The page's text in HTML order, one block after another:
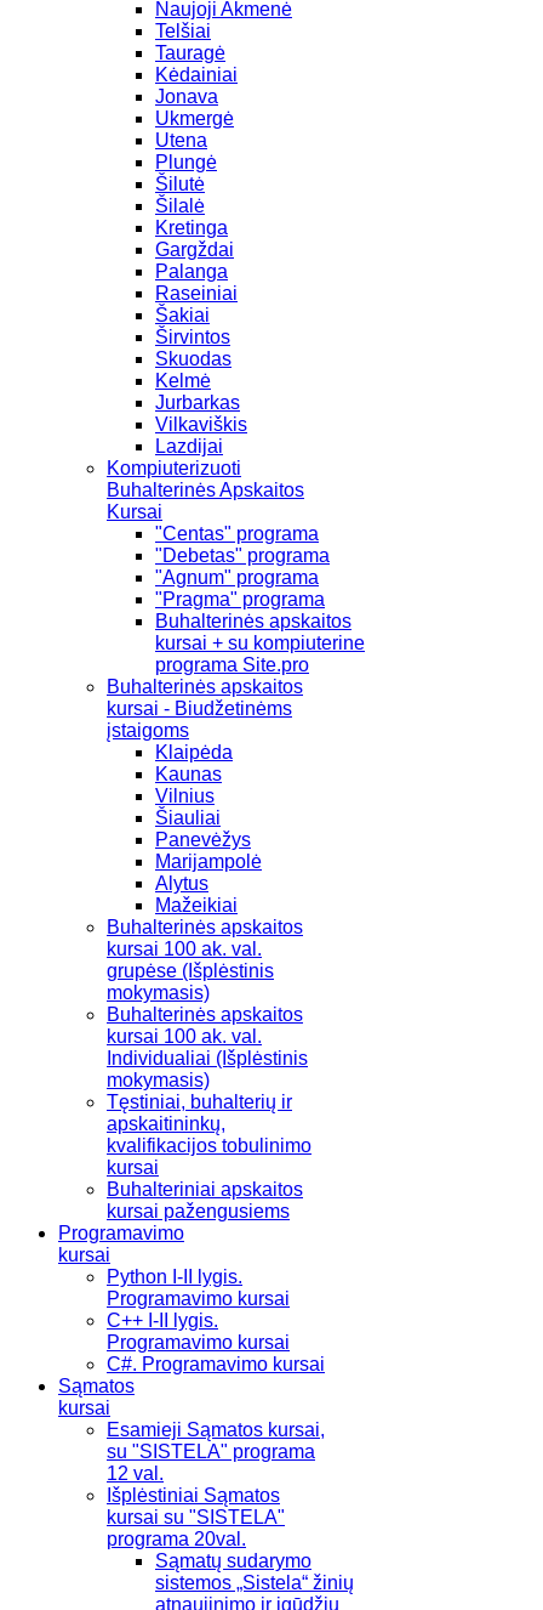
Naujoji Akmenė
Telšiai
Tauragė
Kėdainiai
Jonava
Ukmergė
Utena
Plungė
Šilutė
Šilalė
Kretinga
Gargždai
Palanga
Raseiniai
Šakiai
Širvintos
Skuodas
Kelmė
Jurbarkas
Vilkaviškis
Lazdijai
Kompiuterizuoti
Buhalterinės Apskaitos
Kursai
"Centas" programa
"Debetas" programa
"Agnum" programa
"Pragma" programa
Buhalterinės apskaitos
kursai + su kompiuterine
programa Site.pro
Buhalterinės apskaitos
kursai - Biudžetinėms
įstaigoms
Klaipėda
Kaunas
Vilnius
Šiauliai
Panevėžys
Marijampolė
Alytus
Mažeikiai
Buhalterinės apskaitos
kursai 100 ak. val.
grupėse (Išplėstinis
mokymasis)
Buhalterinės apskaitos
kursai 100 ak. val.
Individualiai (Išplėstinis
mokymasis)
Tęstiniai, buhalterių ir
apskaitininkų,
kvalifikacijos tobulinimo
kursai
Buhalteriniai apskaitos
kursai pažengusiems
Programavimo
kursai
Python I-II lygis.
Programavimo kursai
C++ I-II lygis.
Programavimo kursai
C#. Programavimo kursai
Sąmatos
kursai
Esamieji Sąmatos kursai,
su "SISTELA" programa
12 val.
Išplėstiniai Sąmatos
kursai su "SISTELA"
programa 20val.
Sąmatų sudarymo
sistemos „Sistela“ žinių
atnaujinimo ir įgūdžių